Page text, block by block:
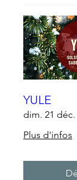
YULE
dim. 21 déc.
Plus d'infos